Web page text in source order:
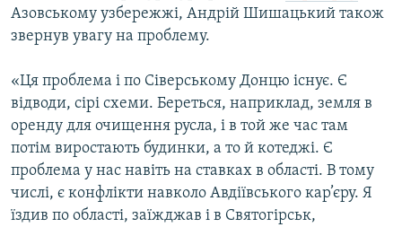
УКРАЇНСЬКА ПРОБЛЕМА КРИМУ
Qırımtatar
Усі сайти RFE/RL
Азовському узбережжі, Андрій Шишацький також
звернув увагу на проблему.
«Ця проблема і по Сіверському Донцю існує. Є
відводи, сірі схеми. Береться, наприклад, земля в
оренду для очищення русла, і в той же час там
потім виростають будинки, а то й котеджі. Є
проблема у нас навіть на ставках в області. В тому
числі, є конфлікти навколо Авдіївського кар’єру. Я
їздив по області, заїжджав і в Святогірськ,